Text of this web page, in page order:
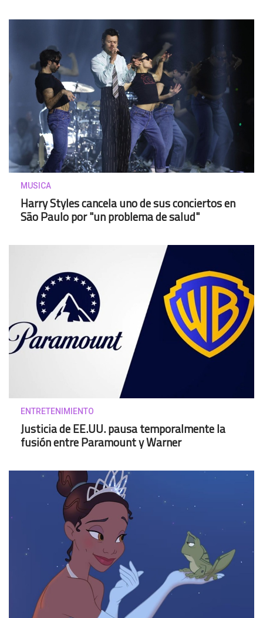
MUSICA
Harry Styles cancela uno de sus conciertos en
São Paulo por "un problema de salud"
ENTRETENIMIENTO
Justicia de EE.UU. pausa temporalmente la
fusión entre Paramount y Warner